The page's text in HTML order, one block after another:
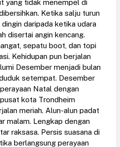
yang tidak menempel di
Ketika salju turun
daripada ketika udara
disertai angin kencang.
sepatu boot, dan topi
Kehidupan pun berjalan
Desember menjadi bulan
setempat. Desember
Natal dengan
kota Trondheim
meriah. Alun-alun padat
malam. Lengkap dengan
raksasa. Persis suasana di
berlangsung perayaan